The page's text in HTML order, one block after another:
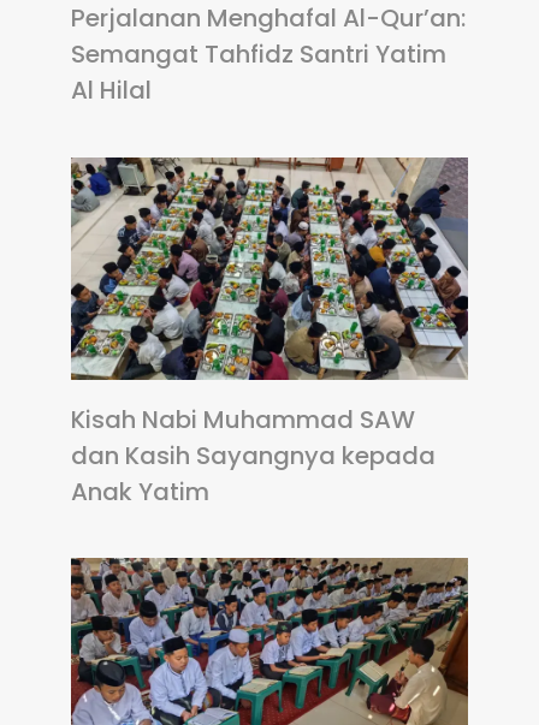
Perjalanan Menghafal Al-Qur’an:
Semangat Tahfidz Santri Yatim
Al Hilal
Kisah Nabi Muhammad SAW
dan Kasih Sayangnya kepada
Anak Yatim